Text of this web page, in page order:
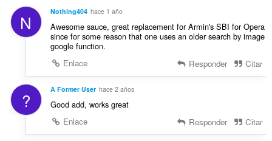
s
i
o
n
e
:
n
t
u
a
o
n
e
:
N Nothing404 hace 1 año
Awesome sauce, great replacement for Armin's SBI for Opera
since for some reason that one uses an older search by image
google function.
Enlace
Responder Citar
? A Former User hace 2 años
Good add, works great
Enlace
Responder Citar